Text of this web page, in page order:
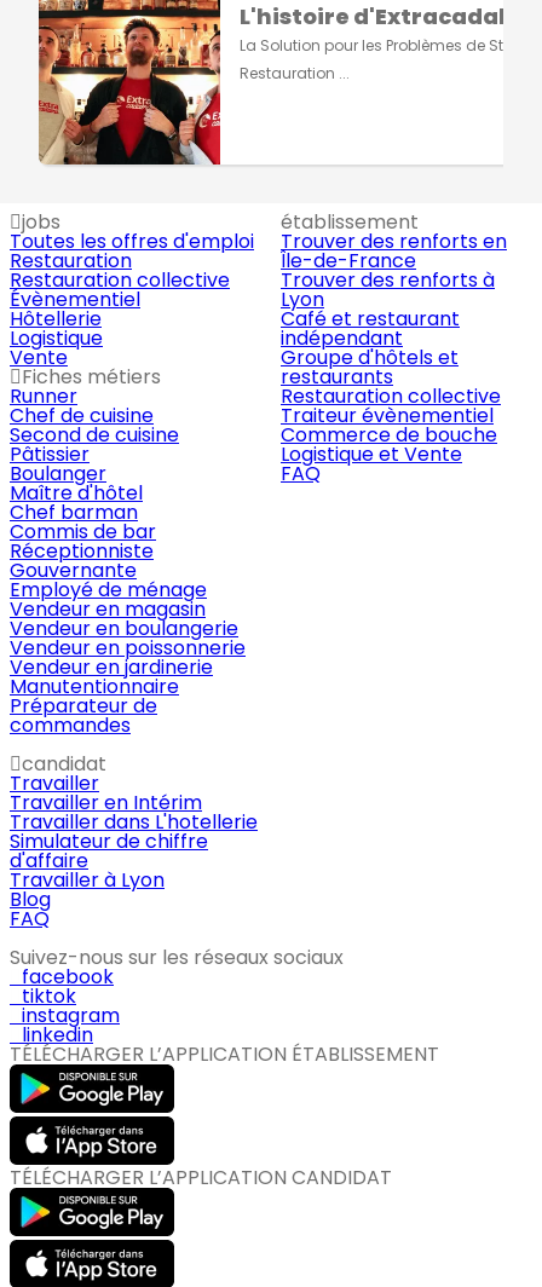
L'histoire d'Extracadabra
La Solution pour les Problèmes de Staff
Restauration ...
jobs
Toutes les offres d'emploi
Restauration
Restauration collective
Évènementiel
Hôtellerie
Logistique
Vente
Fiches métiers
Runner
Chef de cuisine
Second de cuisine
Pâtissier
Boulanger
Maître d'hôtel
Chef barman
Commis de bar
Réceptionniste
Gouvernante
Employé de ménage
Vendeur en magasin
Vendeur en boulangerie
Vendeur en poissonnerie
Vendeur en jardinerie
Manutentionnaire
Préparateur de
commandes
établissement
Trouver des renforts en
Île-de-France
Trouver des renforts à
Lyon
Café et restaurant
indépendant
Groupe d'hôtels et
restaurants
Restauration collective
Traiteur évènementiel
Commerce de bouche
Logistique et Vente
FAQ
candidat
Travailler
Travailler en Intérim
Travailler dans L'hotellerie
Simulateur de chiffre
d'affaire
Travailler à Lyon
Blog
FAQ
Suivez-nous sur les réseaux sociaux
facebook
tiktok
instagram
linkedin
TÉLÉCHARGER L’APPLICATION ÉTABLISSEMENT
TÉLÉCHARGER L’APPLICATION CANDIDAT